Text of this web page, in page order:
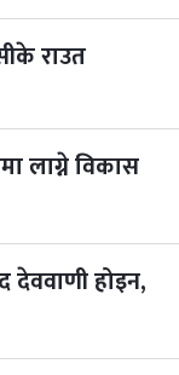
राउत
लाग्ने विकास
देववाणी होइन,